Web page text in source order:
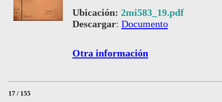
Ubicación: 2mi583_19.pdf
Descargar: Documento
Otra información
17 / 155